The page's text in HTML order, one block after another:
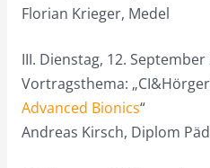
Florian Krieger, Medel
III. Dienstag, 12.
Vortragsthema:
Advanced Bionics“
Andreas Kirsch, Diplom